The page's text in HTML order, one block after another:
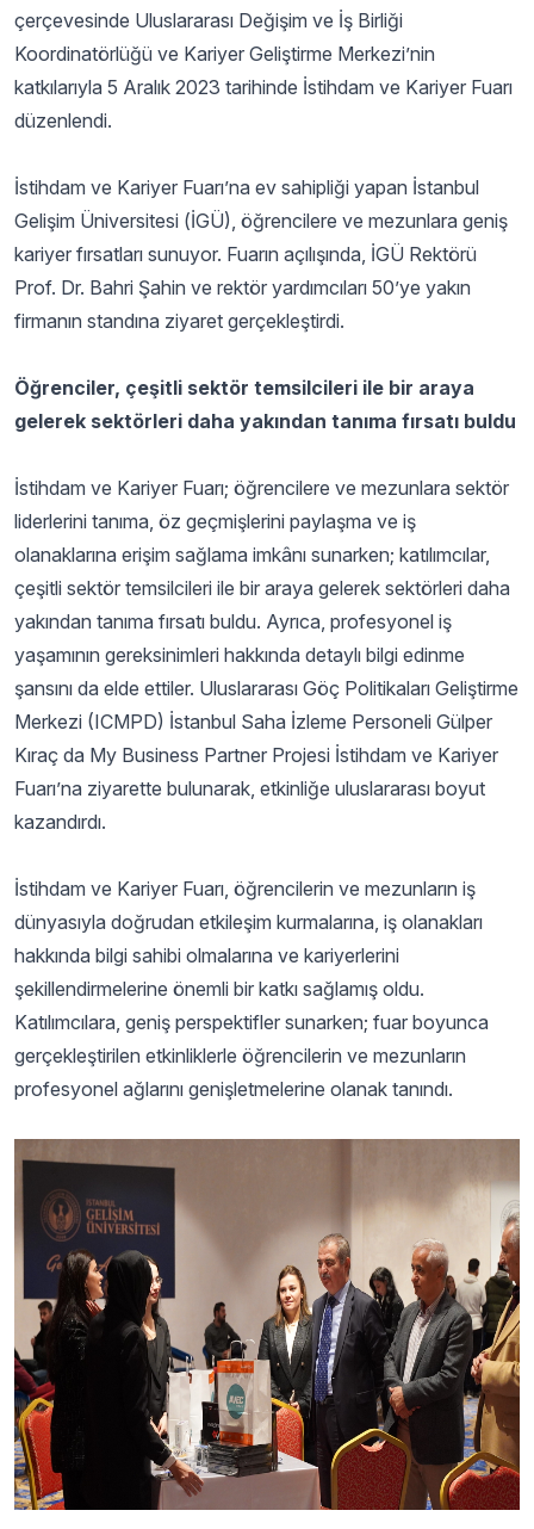
çerçevesinde Uluslararası Değişim ve İş Birliği
Koordinatörlüğü ve Kariyer Geliştirme Merkezi’nin
katkılarıyla 5 Aralık 2023 tarihinde İstihdam ve Kariyer Fuarı
düzenlendi.
İstihdam ve Kariyer Fuarı’na ev sahipliği yapan İstanbul
Gelişim Üniversitesi (İGÜ), öğrencilere ve mezunlara geniş
kariyer fırsatları sunuyor. Fuarın açılışında, İGÜ Rektörü
Prof. Dr. Bahri Şahin ve rektör yardımcıları 50’ye yakın
firmanın standına ziyaret gerçekleştirdi.
Öğrenciler, çeşitli sektör temsilcileri ile bir araya
gelerek sektörleri daha yakından tanıma fırsatı buldu
İstihdam ve Kariyer Fuarı; öğrencilere ve mezunlara sektör
liderlerini tanıma, öz geçmişlerini paylaşma ve iş
olanaklarına erişim sağlama imkânı sunarken; katılımcılar,
çeşitli sektör temsilcileri ile bir araya gelerek sektörleri daha
yakından tanıma fırsatı buldu. Ayrıca, profesyonel iş
yaşamının gereksinimleri hakkında detaylı bilgi edinme
şansını da elde ettiler. Uluslararası Göç Politikaları Geliştirme
Merkezi (ICMPD) İstanbul Saha İzleme Personeli Gülper
Kıraç da My Business Partner Projesi İstihdam ve Kariyer
Fuarı’na ziyarette bulunarak, etkinliğe uluslararası boyut
kazandırdı.
İstihdam ve Kariyer Fuarı, öğrencilerin ve mezunların iş
dünyasıyla doğrudan etkileşim kurmalarına, iş olanakları
hakkında bilgi sahibi olmalarına ve kariyerlerini
şekillendirmelerine önemli bir katkı sağlamış oldu.
Katılımcılara, geniş perspektifler sunarken; fuar boyunca
gerçekleştirilen etkinliklerle öğrencilerin ve mezunların
profesyonel ağlarını genişletmelerine olanak tanındı.